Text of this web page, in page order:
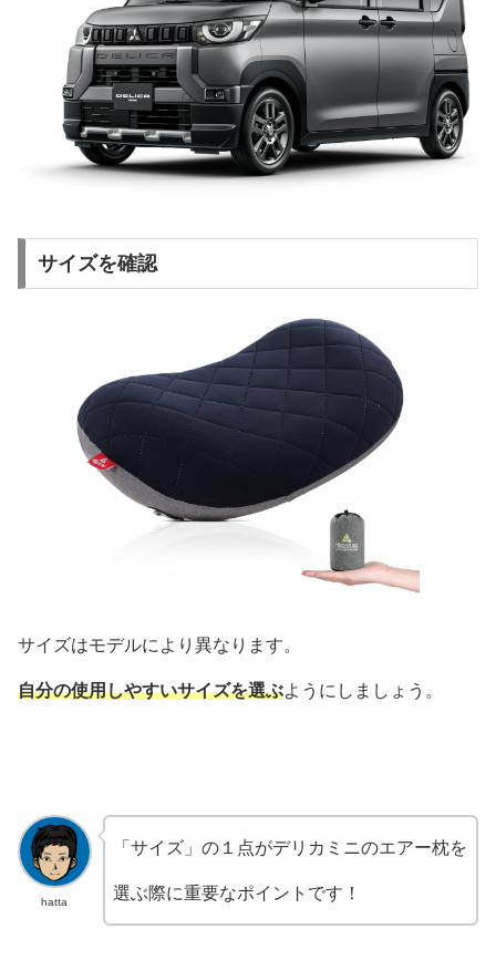
サイズを確認
サイズはモデルにより異なります。
自分の使用しやすいサイズを選ぶようにしましょう。
hatta
「サイズ」の１点がデリカミニのエアー枕を
選ぶ際に重要なポイントです！